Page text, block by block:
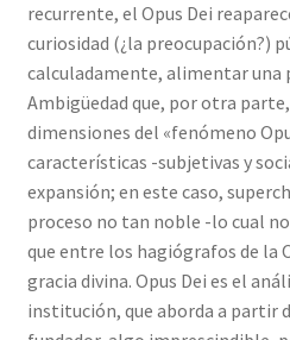
recurrente, el Opus Dei
curiosidad (¿la preocupación?)
calculadamente, alimentar una
Ambigüedad que, por otra
dimensiones del «fenómeno
características -subjetivas y
expansión; en este caso,
proceso no tan noble -lo cual
que entre los hagiógrafos de la
gracia divina. Opus Dei es el
institución, que aborda a partir